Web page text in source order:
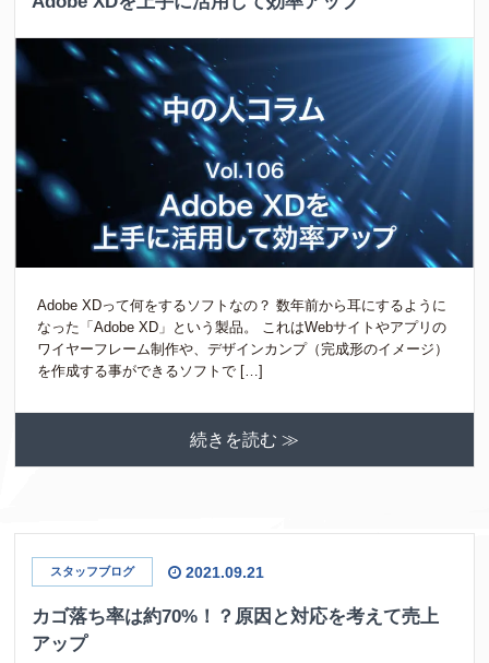
Adobe XDって何をするソフトなの？ 数年前から耳にするように
なった「Adobe XD」という製品。 これはWebサイトやアプリの
ワイヤーフレーム制作や、デザインカンプ（完成形のイメージ）
を作成する事ができるソフトで […]
続きを読む ≫
スタッフブログ 2021.09.21
カゴ落ち率は約70%！？原因と対応を考えて売上
アップ